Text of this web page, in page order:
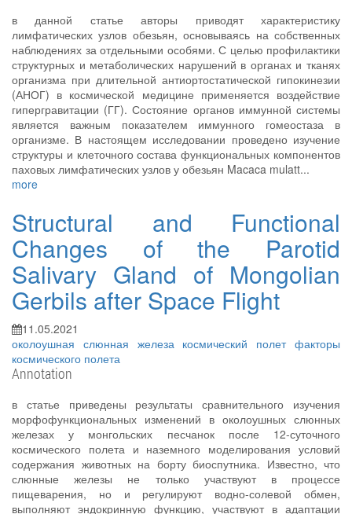
в данной статье авторы приводят характеристику
лимфатических узлов обезьян, основываясь на собственных
наблюдениях за отдельными особями. С целью профилактики
структурных и метаболических нарушений в органах и тканях
организма при длительной антиортостатической гипокинезии
(АНОГ) в космической медицине применяется воздействие
гипергравитации (ГГ). Состояние органов иммунной системы
является важным показателем иммунного гомеостаза в
организме. В настоящем исследовании проведено изучение
структуры и клеточного состава функциональных компонентов
паховых лимфатических узлов у обезьян Macaca mulatt...
more
Structural and Functional
Changes of the Parotid
Salivary Gland of Mongolian
Gerbils after Space Flight
11.05.2021
околоушная слюнная железа космический полетфакторы
космического полета
Annotation
в статье приведены результаты сравнительного изучения
морфофункциональных изменений в околоушных слюнных
железах у монгольских песчанок после 12-суточного
космического полета и наземного моделирования условий
содержания животных на борту биоспутника. Известно, что
слюнные железы не только участвуют в процессе
пищеварения, но и регулируют водно-солевой обмен,
выполняют эндокринную функцию, участвуют в адаптации